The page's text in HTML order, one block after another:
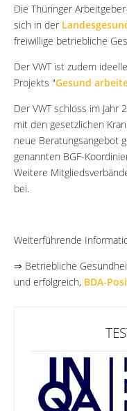
Die Thüringer
sich in der
freiwillige betriebliche
Der VWT ist zudem
Projekts "Gesund
Der VWT schloss im
mit den gesetzlichen
neue Beratungsangebot
genannten BGF-
Weitere
bei.
Weiterführende
⇒ Betriebliche
und erfolgreich, BDA-